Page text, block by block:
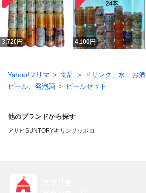
3,720円 4,100円
Yahoo!フリマ 食品
ドリンク、水、お酒
ビール、発泡酒
ビールセット
他のブランドから探す
アサヒSUNTORYキリンサッポロ